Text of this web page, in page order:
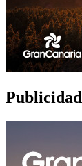
Publicidad